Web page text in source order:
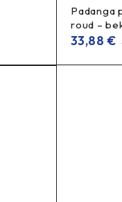
Padanga
roud –
33,88€